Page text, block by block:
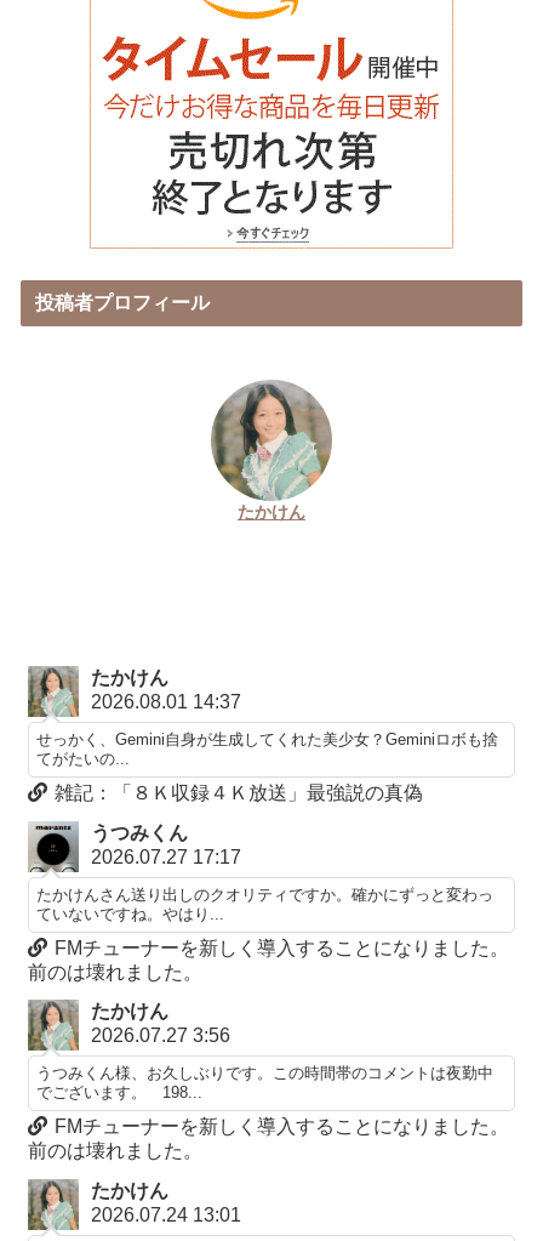
投稿者プロフィール
たかけん
たかけん
2026.08.01 14:37
せっかく、Gemini自身が生成してくれた美少女？Geminiロボも捨
てがたいの...
雑記：「８Ｋ収録４Ｋ放送」最強説の真偽
うつみくん
2026.07.27 17:17
たかけんさん送り出しのクオリティですか。確かにずっと変わっ
ていないですね。やはり...
FMチューナーを新しく導入することになりました。
前のは壊れました。
たかけん
2026.07.27 3:56
うつみくん様、お久しぶりです。この時間帯のコメントは夜勤中
でございます。 198...
FMチューナーを新しく導入することになりました。
前のは壊れました。
たかけん
2026.07.24 13:01